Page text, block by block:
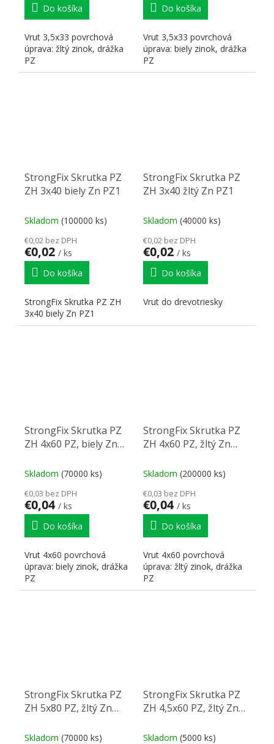
Do košíka
Vrut 3,5x33 povrchová
úprava: žltý zinok, drážka
PZ
Do košíka
Vrut 3,5x33 povrchová
úprava: biely zinok, drážka
PZ
StrongFix Skrutka PZ
ZH 3x40 biely Zn PZ1
Skladom (100000 ks)
€0,02 bez DPH
€0,02 / ks
Do košíka
StrongFix Skrutka PZ ZH
3x40 biely Zn PZ1
StrongFix Skrutka PZ
ZH 3x40 žltý Zn PZ1
Skladom (40000 ks)
€0,02 bez DPH
€0,02 / ks
Do košíka
Vrut do drevotriesky
StrongFix Skrutka PZ
ZH 4x60 PZ, biely Zn
Skladom (70000 ks)
€0,03 bez DPH
€0,04 / ks
Do košíka
Vrut 4x60 povrchová
úprava: biely zinok, drážka
PZ
StrongFix Skrutka PZ
ZH 4x60 PZ, žltý Zn
Skladom (200000 ks)
€0,03 bez DPH
€0,04 / ks
Do košíka
Vrut 4x60 povrchová
úprava: žltý zinok, drážka
PZ
StrongFix Skrutka PZ
ZH 5x80 PZ, žltý Zn
Skladom (70000 ks)
StrongFix Skrutka PZ
ZH 4,5x60 PZ, žltý Zn
Skladom (5000 ks)